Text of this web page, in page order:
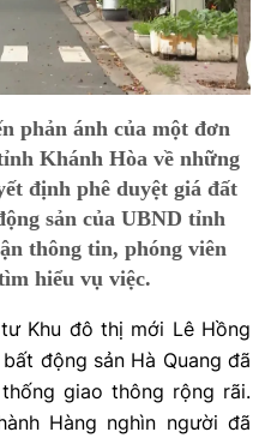
phản ánh của một đơn
Khánh Hòa về những
định phê duyệt giá đất
sản của UBND tỉnh
thông tin, phóng viên
hiểu vụ việc.
Khu đô thị mới Lê Hồng
động sản Hà Quang đã
giao thông rộng rãi.
Hàng nghìn người đã